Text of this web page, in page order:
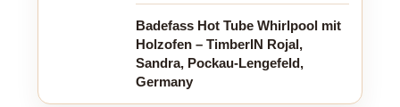
durchführen. Aber jetzt ist es
perfekt. Ist eine super ...
Badefass Hot Tube Whirlpool mit
Holzofen – TimberIN Rojal,
Sandra, Pockau-Lengefeld,
Germany